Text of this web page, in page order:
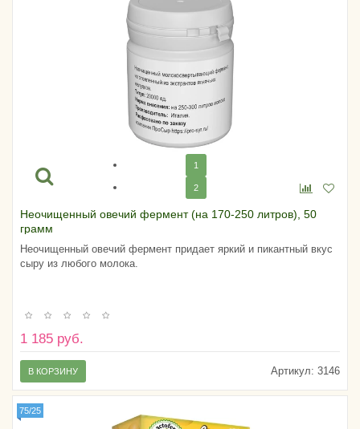
1
2
Неочищенный овечий фермент (на 170-250 литров), 50
грамм
Неочищенный овечий фермент придает яркий и пикантный вкус
сыру из любого молока.
1 185 руб.
Артикул: 3146
В КОРЗИНУ
75/25